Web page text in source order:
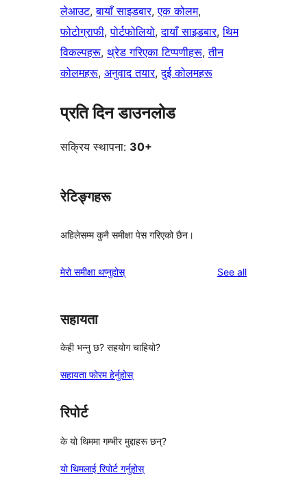
लेआउट, बायाँ साइडबार, एक कोलम
फोटोग्राफी, पोर्टफोलियो, दायाँ साइडबार, थिम
विकल्पहरू, थ्रेड गरिएका टिप्पणीहरू, तीन
कोलमहरू, अनुवाद तयार, दुई कोलमहरू
प्रति दिन डाउनलोड
सक्रिय स्थापना: 30+
रेटिङ्गहरू
अहिलेसम्म कुनै समीक्षा पेस गरिएको छैन।
मेरो समीक्षा थप्नुहोस् See allreviews
सहायता
केही भन्नु छ? सहयोग चाहियो?
सहायता फोरम हेर्नुहोस्
रिपोर्ट
के यो थिममा गम्भीर मुद्दाहरू छन्?
यो थिमलाई रिपोर्ट गर्नुहोस्